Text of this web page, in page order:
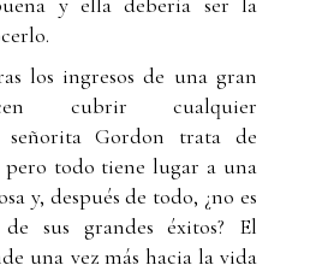
los ingresos de una gran
cubrir cualquier
señorita Gordon trata de
todo tiene lugar a una
y, después de todo, ¿no es
sus grandes éxitos? El
una vez más hacia la vida